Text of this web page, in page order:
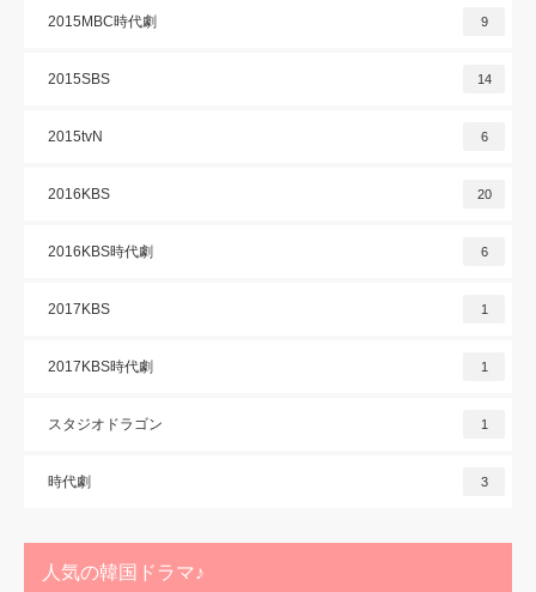
2015MBC時代劇 9
2015SBS 14
2015tvN 6
2016KBS 20
2016KBS時代劇 6
2017KBS 1
2017KBS時代劇 1
スタジオドラゴン 1
時代劇 3
人気の韓国ドラマ♪